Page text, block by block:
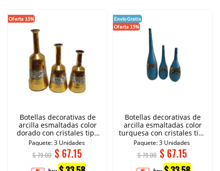
Oferta 15%
Botellas decorativas de
arcilla esmaltadas color
dorado con cristales tipo
espejo.
Paquete: 3 Unidades
$ 79.00 $ 67.15
Envío Gratis
Oferta 15%
Botellas decorativas de
arcilla esmaltadas color
turquesa con cristales tipo
espejo.
Paquete: 3 Unidades
$ 79.00 $ 67.15